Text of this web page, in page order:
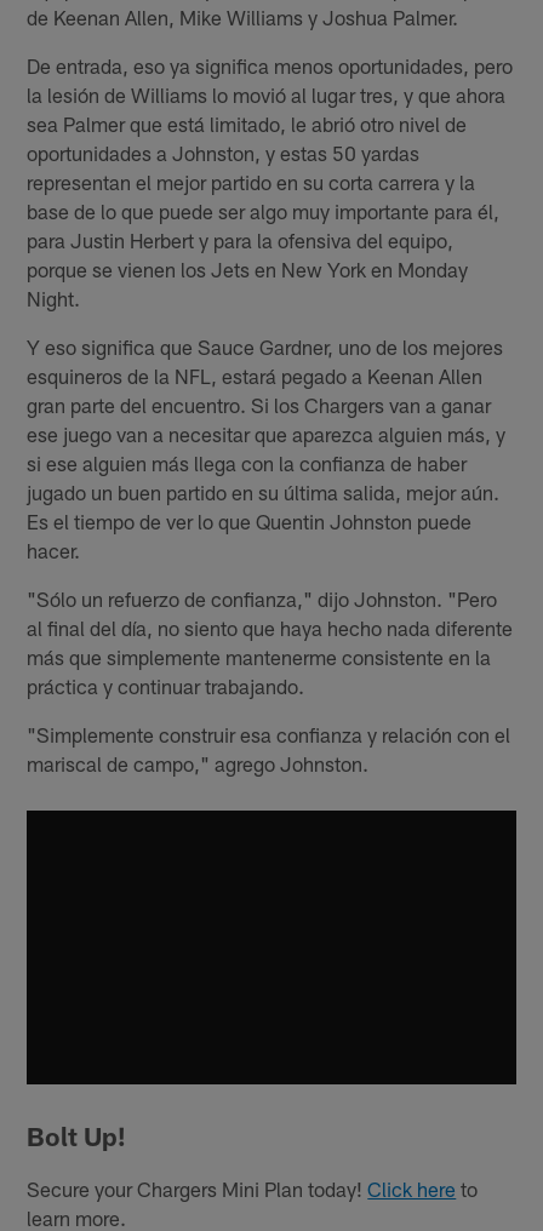
de Keenan Allen, Mike Williams y Joshua Palmer.
De entrada, eso ya significa menos oportunidades, pero
la lesión de Williams lo movió al lugar tres, y que ahora
sea Palmer que está limitado, le abrió otro nivel de
oportunidades a Johnston, y estas 50 yardas
representan el mejor partido en su corta carrera y la
base de lo que puede ser algo muy importante para él,
para Justin Herbert y para la ofensiva del equipo,
porque se vienen los Jets en New York en Monday
Night.
Y eso significa que Sauce Gardner, uno de los mejores
esquineros de la NFL, estará pegado a Keenan Allen
gran parte del encuentro. Si los Chargers van a ganar
ese juego van a necesitar que aparezca alguien más, y
si ese alguien más llega con la confianza de haber
jugado un buen partido en su última salida, mejor aún.
Es el tiempo de ver lo que Quentin Johnston puede
hacer.
"Sólo un refuerzo de confianza," dijo Johnston. "Pero
al final del día, no siento que haya hecho nada diferente
más que simplemente mantenerme consistente en la
práctica y continuar trabajando.
"Simplemente construir esa confianza y relación con el
mariscal de campo," agrego Johnston.
Bolt Up!
Secure your Chargers Mini Plan today!Click here to
learn more.